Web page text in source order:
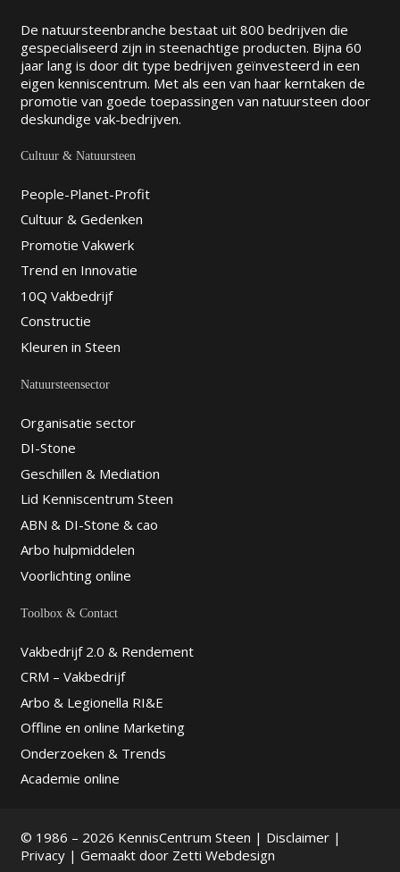
De natuursteenbranche bestaat uit 800 bedrijven die
gespecialiseerd zijn in steenachtige producten. Bijna 60
jaar lang is door dit type bedrijven geïnvesteerd in een
eigen kenniscentrum. Met als een van haar kerntaken de
promotie van goede toepassingen van natuursteen door
deskundige vak-bedrijven.
Cultuur & Natuursteen
People-Planet-Profit
Cultuur & Gedenken
Promotie Vakwerk
Trend en Innovatie
10Q Vakbedrijf
Constructie
Kleuren in Steen
Natuursteensector
Organisatie sector
DI-Stone
Geschillen & Mediation
Lid Kenniscentrum Steen
ABN & DI-Stone & cao
Arbo hulpmiddelen
Voorlichting online
Toolbox & Contact
Vakbedrijf 2.0 & Rendement
CRM – Vakbedrijf
Arbo & Legionella RI&E
Offline en online Marketing
Onderzoeken & Trends
Academie online
© 1986 – 2026 KennisCentrum Steen | Disclaimer|
Privacy| Gemaakt door Zetti Webdesign